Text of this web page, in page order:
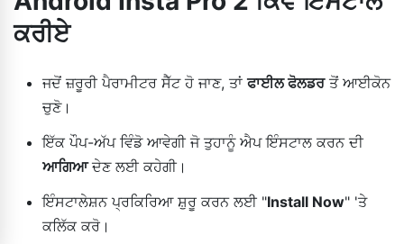
ਕਰੀਏ
ਜਦੋਂ ਜ਼ਰੂਰੀ ਪੈਰਾਮੀਟਰ ਸੈੱਟ ਹੋ ਜਾਣ, ਤਾਂਫਾਈਲ ਫੋਲਡਰਤੋਂ ਆਈਕੋਨ
ਚੁਣੋ।
ਇੱਕ ਪੌਪ-ਅੱਪ ਵਿੰਡੋ ਆਵੇਗੀ ਜੋ ਤੁਹਾਨੂੰ ਐਪ ਇੰਸਟਾਲ ਕਰਨ ਦੀ
ਆਗਿਆਦੇਣ ਲਈ ਕਹੇਗੀ।
ਇੰਸਟਾਲੇਸ਼ਨ ਪ੍ਰਕਿਰਿਆ ਸ਼ੁਰੂ ਕਰਨ ਲਈ "Install Now" 'ਤੇ
ਕਲਿੱਕ ਕਰੋ।